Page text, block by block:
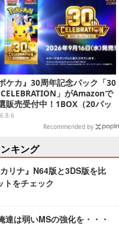
ポケカ』30周年記念パック「30
」がAmazonで
販売受付中！1BOX（20パッ
り）
Recommended by
キング
リナ』N64版と3DS版を比
トをチェック
達は弱いMSの強化を・・・